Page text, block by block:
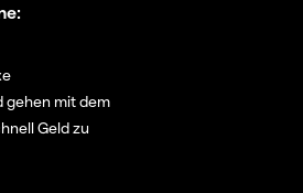
gehen mit dem
Geld zu